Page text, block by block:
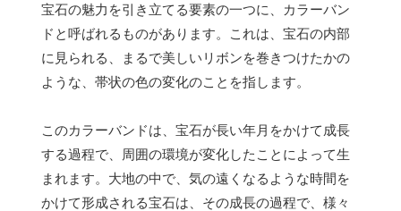
宝石の魅力を引き立てる要素の一つに、カラーバン
ドと呼ばれるものがあります。これは、宝石の内部
に見られる、まるで美しいリボンを巻きつけたかの
ような、帯状の色の変化のことを指します。
このカラーバンドは、宝石が長い年月をかけて成長
する過程で、周囲の環境が変化したことによって生
まれます。大地の中で、気の遠くなるような時間を
かけて形成される宝石は、その成長の過程で、様々